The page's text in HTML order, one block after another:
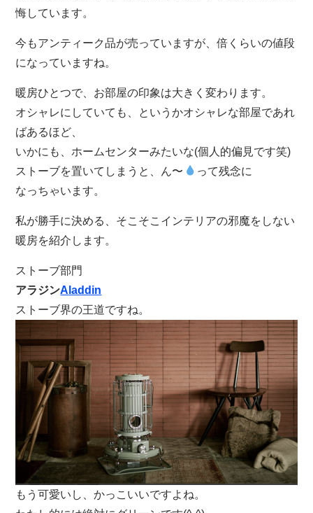
悔しています。
今もアンティーク品が売っていますが、倍くらいの値段
になっていますね。
暖房ひとつで、お部屋の印象は大きく変わります。
オシャレにしていても、というかオシャレな部屋であれ
ばあるほど、
いかにも、ホームセンターみたいな(個人的偏見です笑)
ストーブを置いてしまうと、ん〜
って残念に
なっちゃいます。
私が勝手に決める、そこそこインテリアの邪魔をしない
暖房を紹介します。
ストーブ部門
アラジンAladdin
ストーブ界の王道ですね。
もう可愛いし、かっこいいですよね。